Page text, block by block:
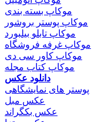
موکاپ بسته بندی
موکاپ پوستر بروشور
موکاپ تابلو بیلبورد
موکاپ غرفه فروشگاه
موکاپ کاور سی دی
موکاپ کتاب مجله
دانلود عکس
پوستر های نمایشگاهی
عکس مبل
عکس بکگراند